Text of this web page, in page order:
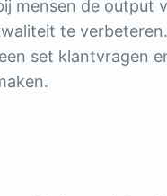
mensen de output
te
set klantvragen